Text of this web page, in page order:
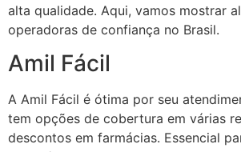
alta qualidade. Aqui, vamos mostrar
operadoras de confiança no Brasil.
Amil Fácil
A Amil Fácil é ótima por seu
tem opções de cobertura em várias
descontos em farmácias. Essencial